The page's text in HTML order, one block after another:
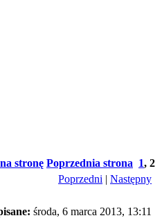
stronę Poprzednia strona 1, 2
Poprzedni | Następny
środa, 6 marca 2013, 13:11